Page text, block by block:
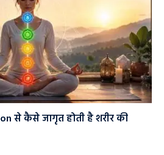
से कैसे जागृत होती है शरीर की